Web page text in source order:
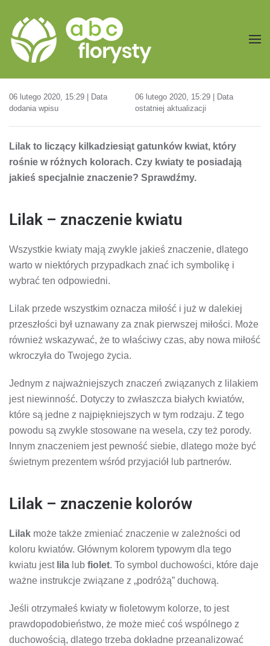
Przejdź do treści głównej
06 lutego 2020, 15:29 | Data
dodania wpisu
06 lutego 2020, 15:29 | Data
ostatniej aktualizacji
Lilak to liczący kilkadziesiąt gatunków kwiat, który
rośnie w różnych kolorach. Czy kwiaty te posiadają
jakieś specjalnie znaczenie? Sprawdźmy.
Lilak – znaczenie kwiatu
Wszystkie kwiaty mają zwykle jakieś znaczenie, dlatego
warto w niektórych przypadkach znać ich symbolikę i
wybrać ten odpowiedni.
Lilak przede wszystkim oznacza miłość i już w dalekiej
przeszłości był uznawany za znak pierwszej miłości. Może
również wskazywać, że to właściwy czas, aby nowa miłość
wkroczyła do Twojego życia.
Jednym z najważniejszych znaczeń związanych z lilakiem
jest niewinność. Dotyczy to zwłaszcza białych kwiatów,
które są jedne z najpiękniejszych w tym rodzaju. Z tego
powodu są zwykle stosowane na wesela, czy też porody.
Innym znaczeniem jest pewność siebie, dlatego może być
świetnym prezentem wśród przyjaciół lub partnerów.
Lilak – znaczenie kolorów
Lilak może także zmieniać znaczenie w zależności od
koloru kwiatów. Głównym kolorem typowym dla tego
kwiatu jest lila lub fiolet. To symbol duchowości, które daje
ważne instrukcje związane z „podróżą” duchową.
Jeśli otrzymałeś kwiaty w fioletowym kolorze, to jest
prawdopodobieństwo, że może mieć coś wspólnego z
duchowością, dlatego trzeba dokładne przeanalizować